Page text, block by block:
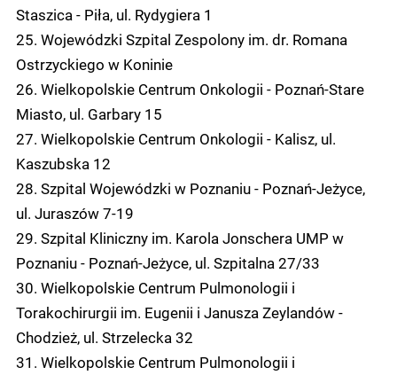
Staszica - Piła, ul. Rydygiera 1
25. Wojewódzki Szpital Zespolony im. dr. Romana
Ostrzyckiego w Koninie
26. Wielkopolskie Centrum Onkologii - Poznań-Stare
Miasto, ul. Garbary 15
27. Wielkopolskie Centrum Onkologii - Kalisz, ul.
Kaszubska 12
28. Szpital Wojewódzki w Poznaniu - Poznań-Jeżyce,
ul. Juraszów 7-19
29. Szpital Kliniczny im. Karola Jonschera UMP w
Poznaniu - Poznań-Jeżyce, ul. Szpitalna 27/33
30. Wielkopolskie Centrum Pulmonologii i
Torakochirurgii im. Eugenii i Janusza Zeylandów -
Chodzież, ul. Strzelecka 32
31. Wielkopolskie Centrum Pulmonologii i